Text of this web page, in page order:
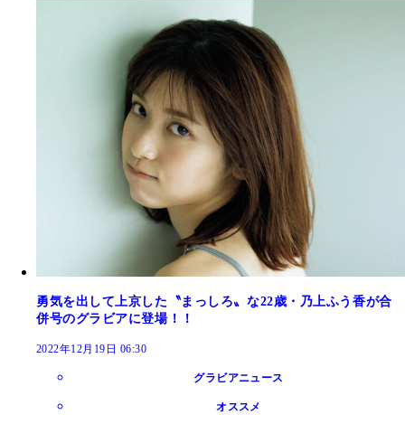
勇気を出して上京した〝まっしろ〟な22歳・乃上ふう香が合
併号のグラビアに登場！！
2022年12月19日 06:30
グラビアニュース
オススメ